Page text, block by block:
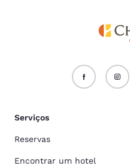
Serviços
Reservas
Encontrar um hotel